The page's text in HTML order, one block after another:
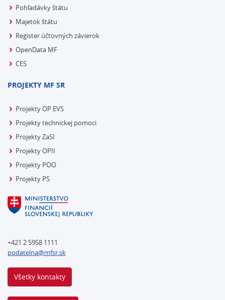
Pohľadávky štátu
Majetok štátu
Register účtovných závierok
OpenData MF
CES
PROJEKTY MF SR
Projekty OP EVS
Projekty technickej pomoci
Projekty ZaSI
Projekty OPII
Projekty POO
Projekty PS
+421 2 5958 1111
podatelna@mfsr.sk
Všetky kontakty